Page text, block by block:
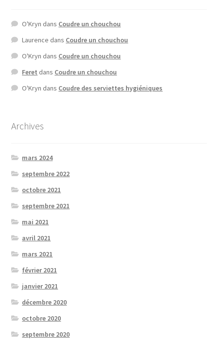
O'Kryn dans Coudre un chouchou
Laurence dans Coudre un chouchou
O'Kryn dans Coudre un chouchou
Feret dans Coudre un chouchou
O'Kryn dans Coudre des serviettes hygiéniques
Archives
mars 2024
septembre 2022
octobre 2021
septembre 2021
mai 2021
avril 2021
mars 2021
février 2021
janvier 2021
décembre 2020
octobre 2020
septembre 2020